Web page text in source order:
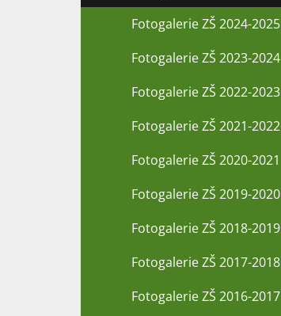
Fotogalerie ZŠ 2024-2025
Fotogalerie ZŠ 2023-2024
Fotogalerie ZŠ 2022-2023
Fotogalerie ZŠ 2021-2022
Fotogalerie ZŠ 2020-2021
Fotogalerie ZŠ 2019-2020
Fotogalerie ZŠ 2018-2019
Fotogalerie ZŠ 2017-2018
Fotogalerie ZŠ 2016-2017